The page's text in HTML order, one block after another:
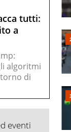
tutti:
a
algoritmi
di
eventi